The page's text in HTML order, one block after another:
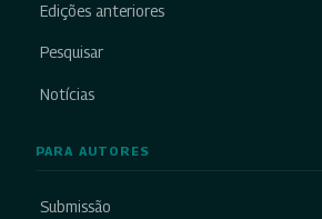
Edições anteriores
Pesquisar
Notícias
PARA AUTORES
Submissão